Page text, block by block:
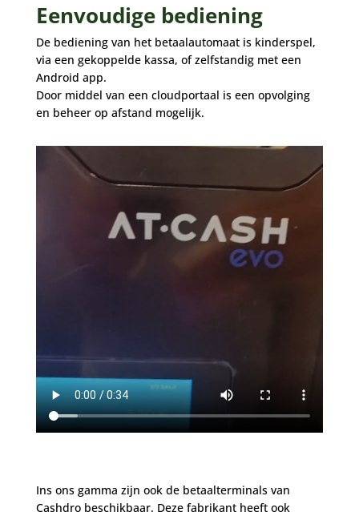
Eenvoudige bediening
De bediening van het betaalautomaat is kinderspel,
via een gekoppelde kassa, of zelfstandig met een
Android app.
Door middel van een cloudportaal is een opvolging
en beheer op afstand mogelijk.
Ins ons gamma zijn ook de betaalterminals van
Cashdro beschikbaar. Deze fabrikant heeft ook